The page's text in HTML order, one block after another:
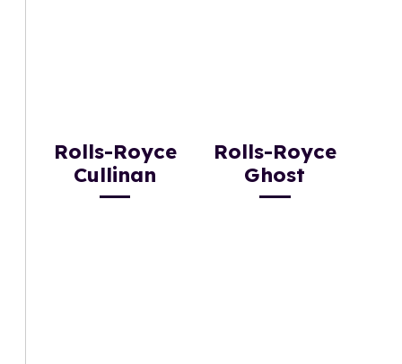
Rolls-Royce
Cullinan
Rolls-Royce
Ghost